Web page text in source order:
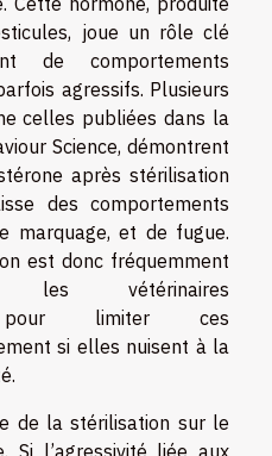
joue un rôle clé
de comportements
agressifs. Plusieurs
celles publiées dans la
Science, démontrent
après stérilisation
des comportements
marquage, et de fugue.
est donc fréquemment
les vétérinaires
pour limiter ces
si elles nuisent à la
de la stérilisation sur le
Si l’agressivité liée aux